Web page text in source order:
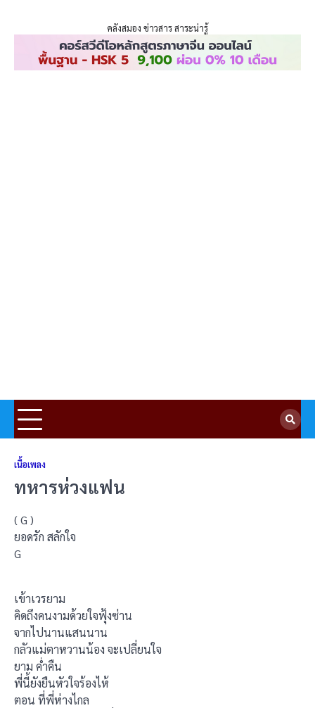
คลังสมอง ข่าวสาร สาระน่ารู้
เนื้อเพลง
ทหารห่วงแฟน
( G )
ยอดรัก สลักใจ
G
เข้าเวรยาม
คิดถึงคนงามด้วยใจฟุ้งซ่าน
จากไปนานแสนนาน
กลัวแม่ตาหวานน้อง จะเปลี่ยนใจ
ยาม ค่ำคืน
พี่นี้ยังยืนหัวใจร้องไห้
ตอน ที่พี่ห่างไกล